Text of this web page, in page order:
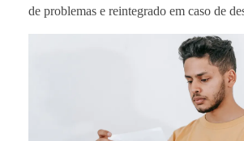
de problemas e reintegrado em caso de